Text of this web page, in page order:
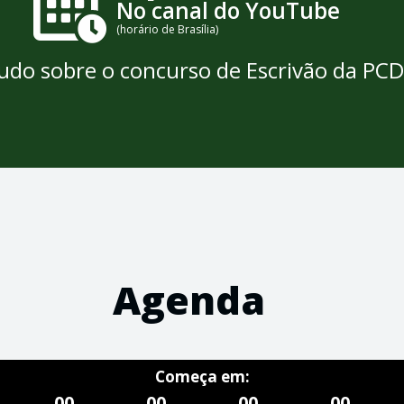
No canal do YouTube
(horário de Brasília)
sobre o concurso de Escrivão da
Agenda
Começa em: